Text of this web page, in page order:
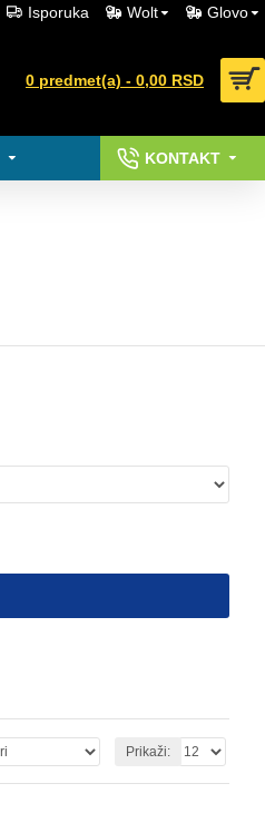
Isporuka Wolt Glovo
0 predmet(a) - 0,00 RSD
KONTAKT
Prikaži: